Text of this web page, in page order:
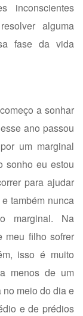
inconscientes
alguma
fase da vida
a sonhar
ano passou
um marginal
sonho eu estou
para ajudar
também nunca
marginal. Na
meu filho sofrer
isso é muito
menos de um
meio do dia e
e de prédios